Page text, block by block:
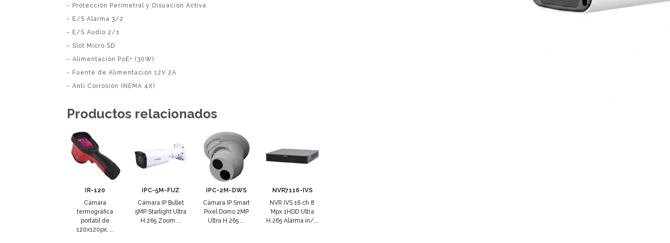
- Protección Perimetral y Disuación Activa
- E/S Alarma 3/2
- E/S Audio 2/1
- Slot Micro SD
- Alimentación PoE+ (30W)
- Fuente de Alimentación 12V 2A
- Anti Corrosión (NEMA 4X)
Productos relacionados
IR-120
Cámara
termográfica
portátil de
120x120px, ...
IPC-5M-FUZ
Cámara IP Bullet
5MP Starlight Ultra
H.265 Zoom ...
IPC-2M-DWS
Cámara IP Smart
Pixel Domo 2MP
Ultra H.265 ...
NVR7116-IVS
NVR IVS 16 ch 8
Mpx 1HDD Ultra
H.265 Alarma in/...